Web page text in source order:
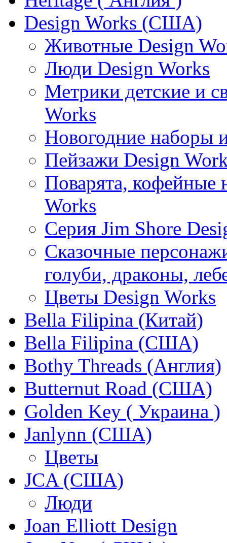
Design Works (США)
Животные Design
Люди Design Works
Метрики детские и
Works
Новогодние наборы
Пейзажи Design
Поварята, кофейные
Works
Серия Jim Shore
Сказочные
голуби, драконы,
Цветы Design Works
Bella Filipina (Китай)
Bella Filipina (США)
Bothy Threads (Англия)
Butternut Road (США)
Golden Key ( Украина )
Janlynn (США)
Цветы
JCA (США)
Люди
Joan Elliott Design